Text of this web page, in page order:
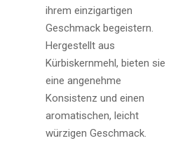
ihrem einzigartigen
Geschmack begeistern.
Hergestellt aus
Kürbiskernmehl, bieten sie
eine angenehme
Konsistenz und einen
aromatischen, leicht
würzigen Geschmack.